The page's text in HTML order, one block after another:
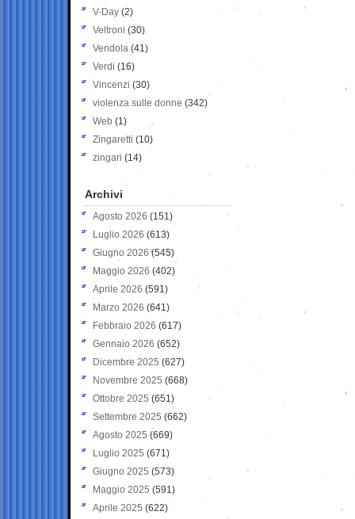
V-Day (2)
Veltroni (30)
Vendola (41)
Verdi (16)
Vincenzi (30)
violenza sulle donne (342)
Web (1)
Zingaretti (10)
zingari (14)
Archivi
Agosto 2026 (151)
Luglio 2026 (613)
Giugno 2026 (545)
Maggio 2026 (402)
Aprile 2026 (591)
Marzo 2026 (641)
Febbraio 2026 (617)
Gennaio 2026 (652)
Dicembre 2025 (627)
Novembre 2025 (668)
Ottobre 2025 (651)
Settembre 2025 (662)
Agosto 2025 (669)
Luglio 2025 (671)
Giugno 2025 (573)
Maggio 2025 (591)
Aprile 2025 (622)